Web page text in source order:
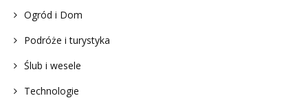
Ogród i Dom
Podróże i turystyka
Ślub i wesele
Technologie